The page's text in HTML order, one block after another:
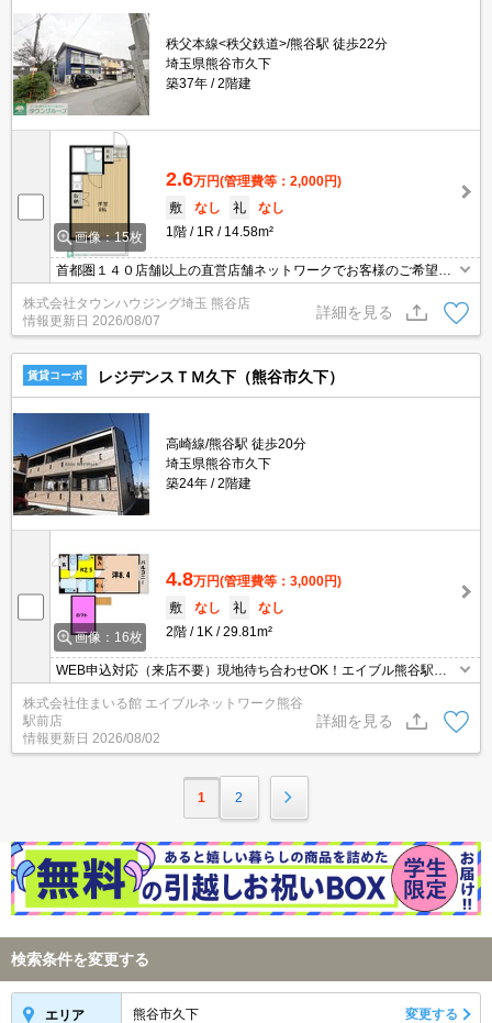
秩父本線<秩父鉄道>/熊谷駅 徒歩22分
埼玉県熊谷市久下
築37年
2階建
画像：15枚
2.6万円(管理費等：2,000円)
敷
なし 礼
なし
1階
1R 14.58m²
首都圏１４０店舗以上の直営店舗ネットワークでお客様のご希望に
合ったお部屋をお探しさせて頂きます☆賃貸市場に出ている情報を
まとめてご紹介☆何でもご相談下さい♪
株式会社タウンハウジング埼玉 熊谷店
情報更新日 2026/08/07
詳細を見る
賃貸コーポ レジデンスＴＭ久下（熊谷市久下）
高崎線/熊谷駅 徒歩20分
埼玉県熊谷市久下
築24年
2階建
画像：16枚
4.8万円(管理費等：3,000円)
敷
なし 礼
なし
2階
1K 29.81m²
WEB申込対応（来店不要）現地待ち合わせOK！エイブル熊谷駅前
店のおすすめ！エイブルはクレジット決済可能です♪敷金/礼金０ヵ
月♪ 保証人も不要です！エイブル熊谷駅前店は賃貸・売買・管理な
ど不動産全般で相談できます（＾＾）♪エイブルは熊谷駅前と籠原駅
前に店舗があります。（要予約）2階はロフト付き。駐車場敷地
内。
株式会社住まいる館 エイブルネットワーク熊谷
駅前店
情報更新日 2026/08/02
詳細を見る
1 2
検索条件を変更する
エリア 熊谷市久下 変更する